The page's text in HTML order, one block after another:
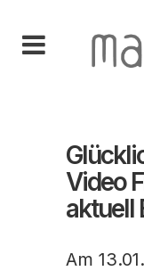
Video
aktuell
Am